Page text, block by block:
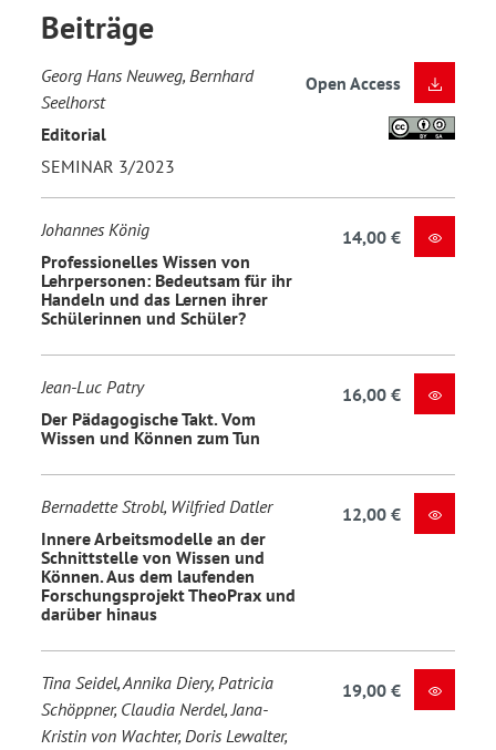
Beiträge
Georg Hans Neuweg, Bernhard
Seelhorst
Editorial
SEMINAR 3/2023
Open Access
Johannes König
Professionelles Wissen von
Lehrpersonen: Bedeutsam für ihr
Handeln und das Lernen ihrer
Schülerinnen und Schüler?
14,00 €
Jean-Luc Patry
Der Pädagogische Takt. Vom
Wissen und Können zum Tun
16,00 €
Bernadette Strobl, Wilfried Datler
Innere Arbeitsmodelle an der
Schnittstelle von Wissen und
Können. Aus dem laufenden
Forschungsprojekt TheoPrax und
darüber hinaus
12,00 €
Tina Seidel, Annika Diery, Patricia
Schöppner, Claudia Nerdel, Jana-
Kristin von Wachter, Doris Lewalter,
19,00 €